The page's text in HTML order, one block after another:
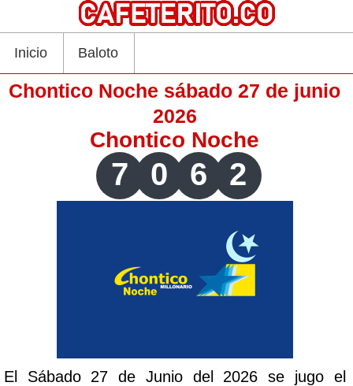
Inicio Baloto
Chontico Noche sábado 27 de junio
2026
Chontico Noche
7 0 6 2
El Sábado 27 de Junio del 2026 se jugo el